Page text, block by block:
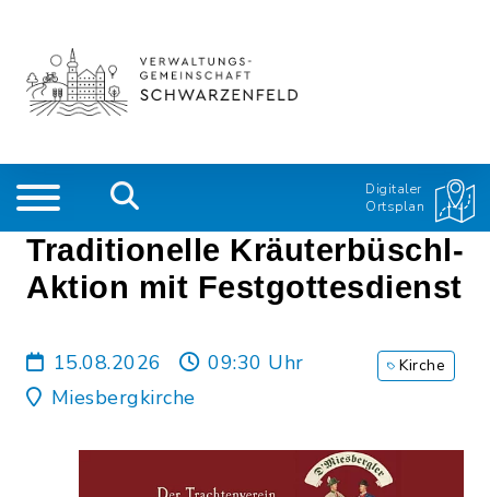
Digitaler
Ortsplan
Traditionelle Kräuterbüschl-
Aktion mit Festgottesdienst
15.08.2026
09:30 Uhr
Miesbergkirche
Kirche